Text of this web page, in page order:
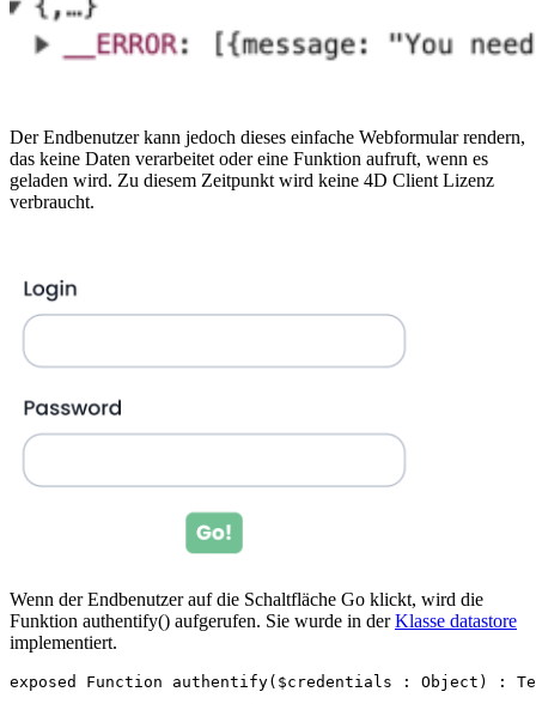
Der Endbenutzer kann jedoch dieses einfache Webformular rendern,
das keine Daten verarbeitet oder eine Funktion aufruft, wenn es
geladen wird. Zu diesem Zeitpunkt wird keine 4D Client Lizenz
verbraucht.
Wenn der Endbenutzer auf die Schaltfläche Go klickt, wird die
Funktion authentify() aufgerufen. Sie wurde in derKlasse datastore
implementiert.
exposed Function authentify($credentials : Object) :